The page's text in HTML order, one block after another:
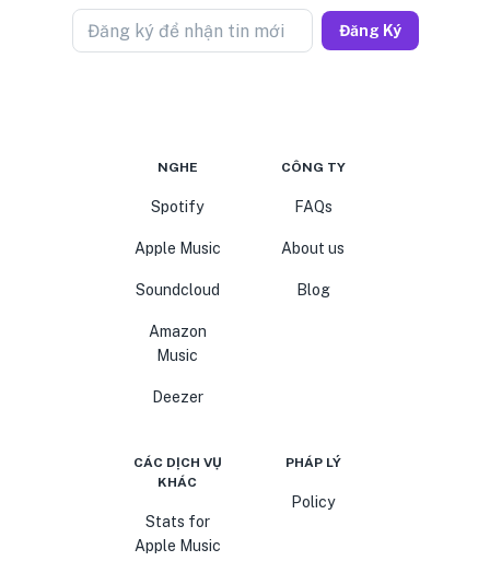
Đăng ký để nhận tin mới Đăng Ký
NGHE
Spotify
Apple Music
Soundcloud
Amazon
Music
Deezer
CÔNG TY
FAQs
About us
Blog
CÁC DỊCH VỤ
KHÁC
Stats for
Apple Music
PHÁP LÝ
Policy